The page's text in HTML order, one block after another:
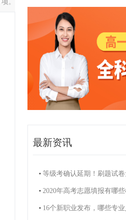
。
最新资讯
等级考确认延期！刷题试卷
2020年高考志愿填报有哪些机会？3月21日周六知名高招专家
16个新职业发布，哪些专业人才